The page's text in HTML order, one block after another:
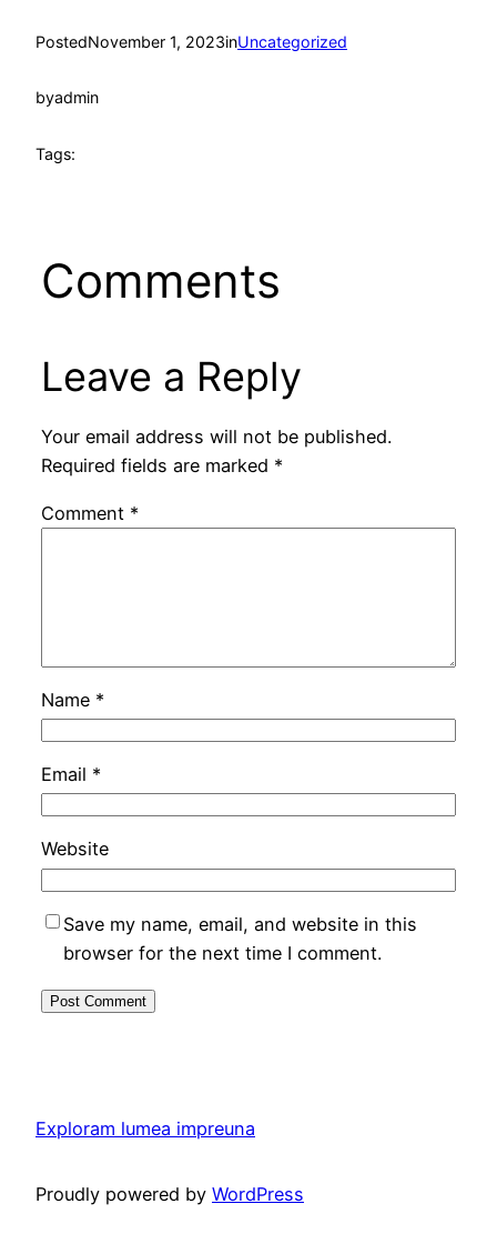
PostedNovember 1, 2023inUncategorized
byadmin
Tags:
Comments
Leave a Reply
Your email address will not be published.
Required fields are marked *
Comment *
Name *
Email *
Website
Save my name, email, and website in this
browser for the next time I comment.
Exploram lumea impreuna
Proudly powered by WordPress